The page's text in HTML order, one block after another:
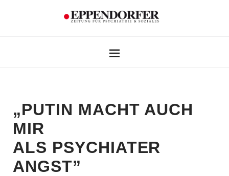
„PUTIN MACHT AUCH
MIR
ALS PSYCHIATER
ANGST”